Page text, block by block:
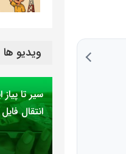
ویدیو ها
سیر تا
انتقال